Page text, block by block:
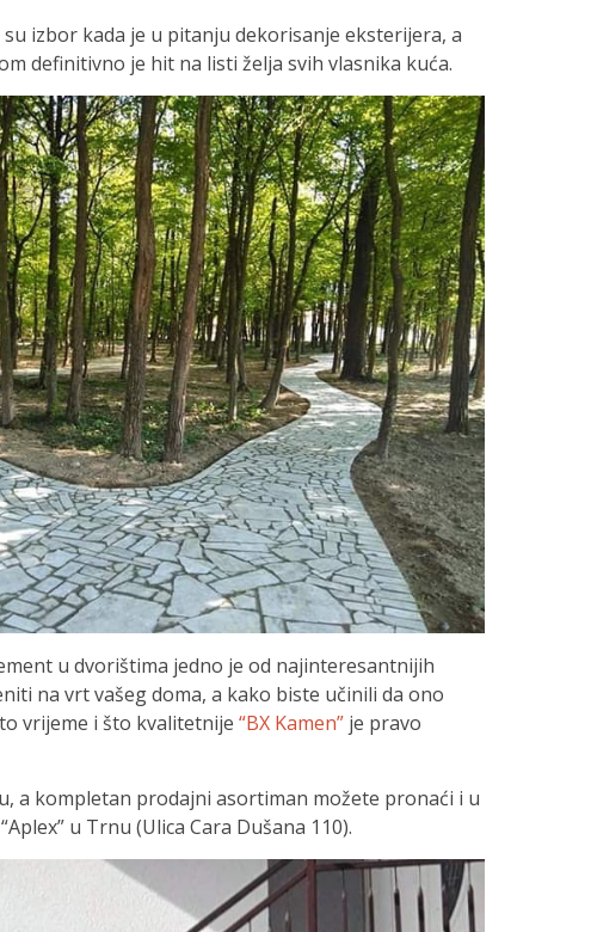
izbor kada je u pitanju dekorisanje eksterijera, a
definitivno je hit na listi želja svih vlasnika kuća.
u dvorištima jedno je od najinteresantnijih
na vrt vašeg doma, a kako biste učinili da ono
vrijeme i što kvalitetnije “BX Kamen” je pravo
a kompletan prodajni asortiman možete pronaći i u
u Trnu (Ulica Cara Dušana 110).